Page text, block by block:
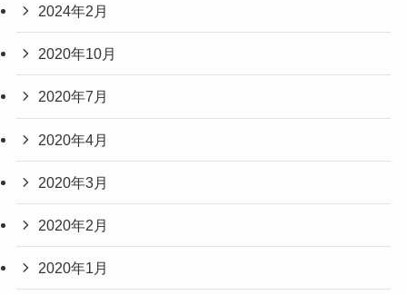
2024年2月
2020年10月
2020年7月
2020年4月
2020年3月
2020年2月
2020年1月